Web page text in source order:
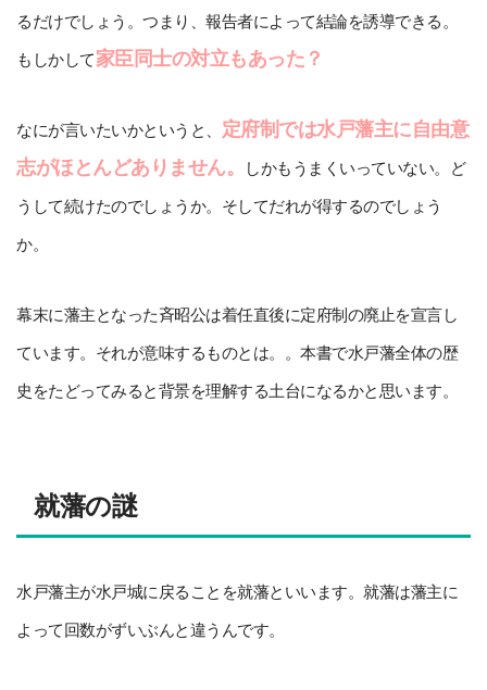
るだけでしょう。つまり、報告者によって結論を誘導できる。
もしかして家臣同士の対立もあった？
なにが言いたいかというと、 定府制では水戸藩主に自由意
志がほとんどありません。
しかもうまくいっていない。ど
うして続けたのでしょうか。そしてだれが得するのでしょう
か。
幕末に藩主となった斉昭公は着任直後に定府制の廃止を宣言し
ています。それが意味するものとは。。本書で水戸藩全体の歴
史をたどってみると背景を理解する土台になるかと思います。
就藩の謎
水戸藩主が水戸城に戻ることを就藩といいます。就藩は藩主に
よって回数がずいぶんと違うんです。